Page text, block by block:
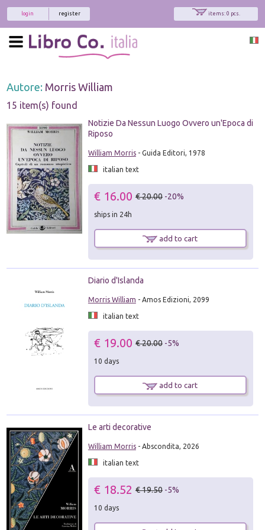
items: 0 pcs.
register
login
Autore: Morris William
15 item(s) found
Notizie Da Nessun Luogo Ovvero un'Epoca di
Riposo
William Morris- Guida Editori, 1978
italian text
€ 16.00 € 20.00 -20%
ships in 24h
add to cart
Diario d'Islanda
Morris William - Amos Edizioni, 2099
italian text
€ 19.00 € 20.00 -5%
10 days
add to cart
Le arti decorative
William Morris- Abscondita, 2026
italian text
€ 18.52 € 19.50 -5%
10 days